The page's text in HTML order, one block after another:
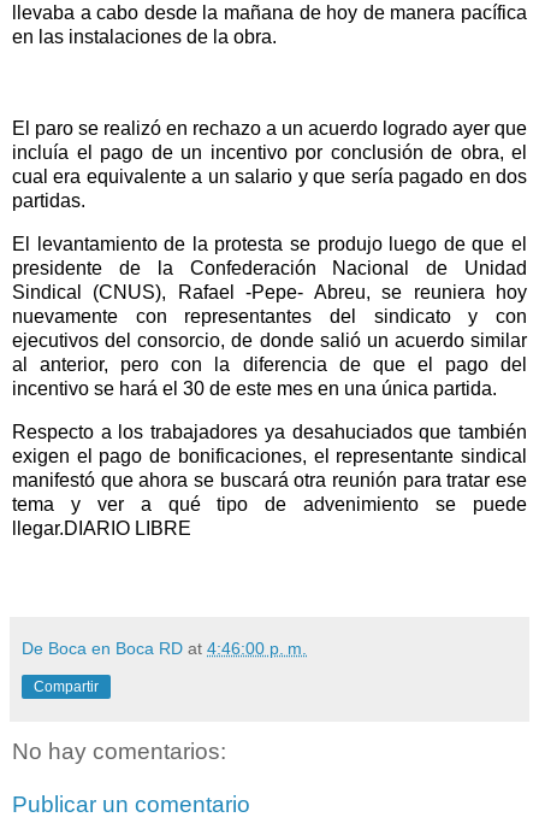
llevaba a cabo desde la mañana de hoy de manera pacífica
en las instalaciones de la obra.
El paro se realizó en rechazo a un acuerdo logrado ayer que
incluía el pago de un incentivo por conclusión de obra, el
cual era equivalente a un salario y que sería pagado en dos
partidas.
El levantamiento de la protesta se produjo luego de que el
presidente de la Confederación Nacional de Unidad
Sindical (CNUS), Rafael -Pepe- Abreu, se reuniera hoy
nuevamente con representantes del sindicato y con
ejecutivos del consorcio, de donde salió un acuerdo similar
al anterior, pero con la diferencia de que el pago del
incentivo se hará el 30 de este mes en una única partida.
Respecto a los trabajadores ya desahuciados que también
exigen el pago de bonificaciones, el representante sindical
manifestó que ahora se buscará otra reunión para tratar ese
tema y ver a qué tipo de advenimiento se puede
llegar.DIARIO LIBRE
De Boca en Boca RD at 4:46:00 p. m.
Compartir
No hay comentarios:
Publicar un comentario